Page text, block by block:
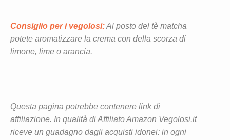
Consiglio per i vegolosi:Al posto del tè matcha
potete aromatizzare la crema con della scorza di
limone, lime o arancia.
Questa pagina potrebbe contenere link di
affiliazione. In qualità di Affiliato Amazon Vegolosi.it
riceve un guadagno dagli acquisti idonei: in ogni